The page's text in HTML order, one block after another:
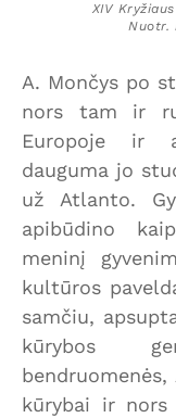
XIV
Nuotr.
A. Mončys po
nors tam ir
Europoje ir
dauguma jo
už Atlanto.
apibūdino
meninį
kultūros
samčiu,
kūrybos
kūrybai ir